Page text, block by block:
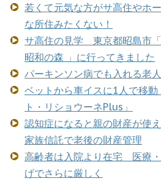
若くて元気な方がサ高住やホ
な所住みたくない！
サ高住の見学 東京都昭島市
昭和の森 」に行ってきました
パーキンソン病でも入れる老
ベットから車イスに1人で移
ト・リショウーネPlus」
認知症になると親の財産が使
家族信託で老後の財産管理
高齢者は入院より在宅 医療
げでさらに厳しく